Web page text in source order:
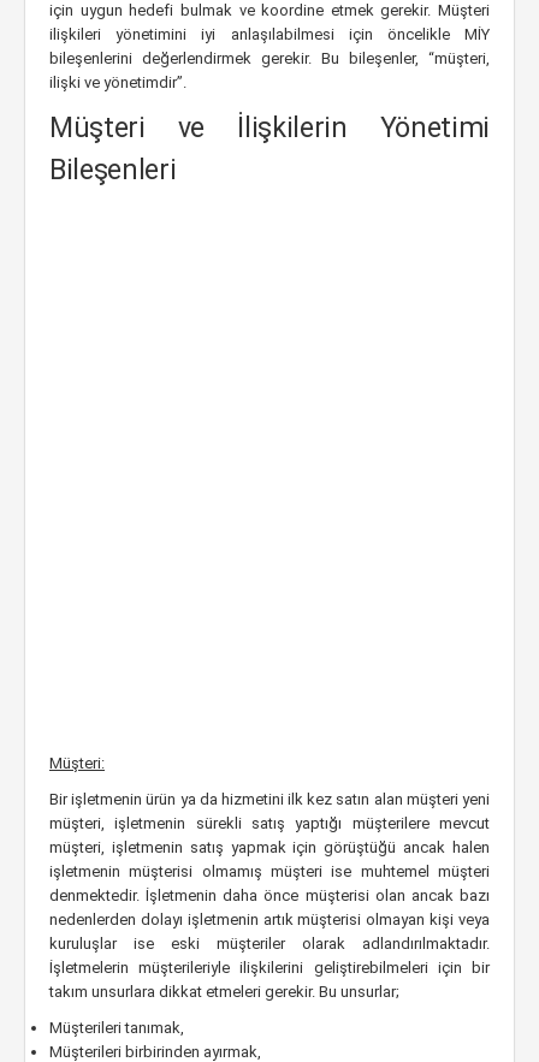
için uygun hedefi bulmak ve koordine etmek gerekir. Müşteri
ilişkileri yönetimini iyi anlaşılabilmesi için öncelikle MİY
bileşenlerini değerlendirmek gerekir. Bu bileşenler, “müşteri,
ilişki ve yönetimdir”.
Müşteri ve İlişkilerin Yönetimi
Bileşenleri
Müşteri:
Bir işletmenin ürün ya da hizmetini ilk kez satın alan müşteri yeni
müşteri, işletmenin sürekli satış yaptığı müşterilere mevcut
müşteri, işletmenin satış yapmak için görüştüğü ancak halen
işletmenin müşterisi olmamış müşteri ise muhtemel müşteri
denmektedir. İşletmenin daha önce müşterisi olan ancak bazı
nedenlerden dolayı işletmenin artık müşterisi olmayan kişi veya
kuruluşlar ise eski müşteriler olarak adlandırılmaktadır.
İşletmelerin müşterileriyle ilişkilerini geliştirebilmeleri için bir
takım unsurlara dikkat etmeleri gerekir. Bu unsurlar;
Müşterileri tanımak,
Müşterileri birbirinden ayırmak,